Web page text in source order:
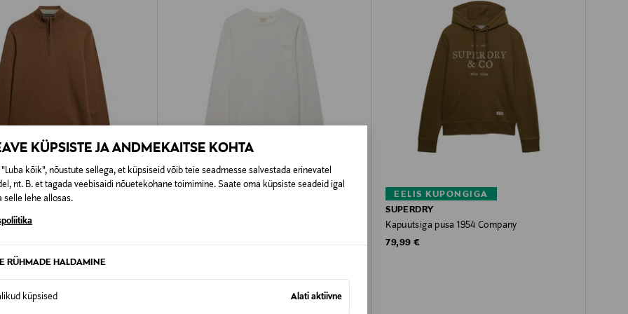
KÜPSISTE JA ANDMEKAITSE KOHTA
"Luba kõik", nõustute sellega, et küpsiseid võib teie seadmesse salvestada erinevatel
nt. B. et tagada veebisaidi nõuetekohane toimimine. Saate oma küpsiste seadeid igal
selle lehe allosas.
RÜHMADE HALDAMINE
küpsised Alati aktiivne
61%
Essentials Cotton Half Zip
EELIS KUPONGIGA
SUPERDRY
Kapuutsiga pusa 1954 Company
Original Price
79,99 €